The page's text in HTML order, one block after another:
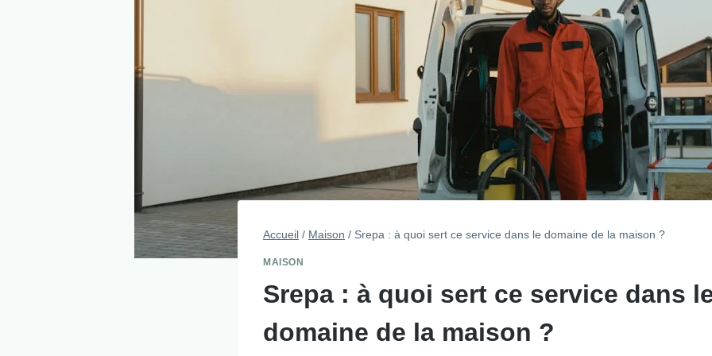
Accueil / Maison / Srepa : à quoi sert ce service dans le domaine de la maison ?
MAISON
Srepa : à quoi sert ce service dans
domaine de la maison ?